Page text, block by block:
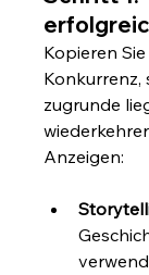
Kopieren
Konkurrenz,
zugrunde
Anzeigen: